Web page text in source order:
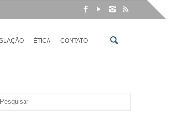
ÉTICA CONTATO